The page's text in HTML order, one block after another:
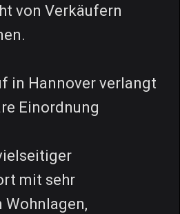
von Verkäufern
in Hannover verlangt
Einordnung
mit sehr